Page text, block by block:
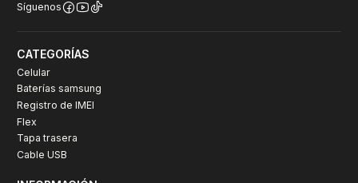
Síguenos
CATEGORÍAS
Celular
Baterías samsung
Registro de IMEI
Flex
Tapa trasera
Cable USB